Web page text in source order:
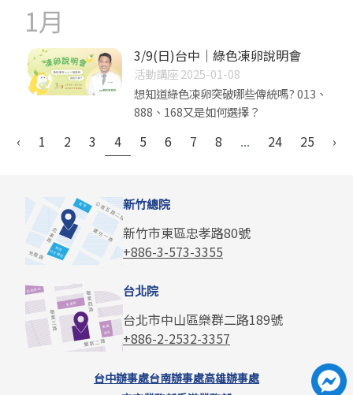
1月
3/9(日)台中｜綠色凍卵說明會
活動講座 2025-01-08
想知道綠色凍卵突破哪些傳統嗎? 013、
888、168又是如何選擇？
‹ 1 2 3 4 5 6 7 8 ... 24 25 ›
新竹總院
新竹市東區忠孝路80號
+886-3-573-3355
台北院
台北市中山區樂群二路189號
+886-2-2532-3357
台中辦事處台南辦事處高雄辦事處